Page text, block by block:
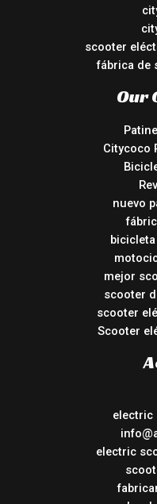
scooter
fábrica de
Our
Citycoco
nuevo
mejor
scooter
scooter
Scooter
electric
electric